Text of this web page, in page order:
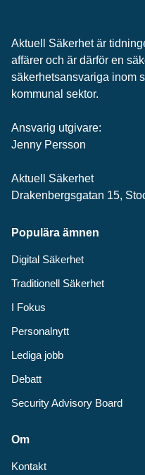
Aktuell Säkerhet är
affärer och är därför en
säkerhets­ansvariga inom
kommunal sektor.
Ansvarig utgivare:
Jenny Persson
Aktuell Säkerhet
Drakenbergsgatan 15,
Populära ämnen
Digital Säkerhet
Traditionell Säkerhet
I Fokus
Personalnytt
Lediga jobb
Debatt
Security Advisory Board
Om
Kontakt